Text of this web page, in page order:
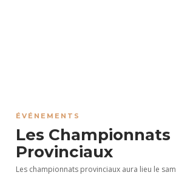
ÉVÉNEMENTS
Les Championnats
Provinciaux
Les championnats provinciaux aura lieu le